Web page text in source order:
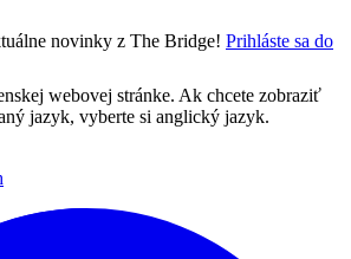
novinky z The Bridge! Prihláste sa do
webovej stránke. Ak chcete zobraziť
jazyk, vyberte si anglický jazyk.